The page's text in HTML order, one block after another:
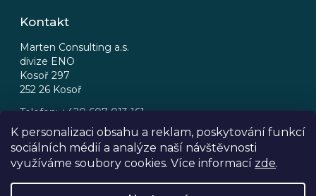
K personalizaci obsahu a reklam, poskytování funkcí
sociálních médií a analýze naší návštěvnosti
využíváme soubory cookies. Více informací zde.
Kontakt
Marten Consulting a.s.
divize ENO
Kosoř 297
252 26 Kosoř
Telefon: +420 607 013 161
Email: eno@eno.cz
FB IG